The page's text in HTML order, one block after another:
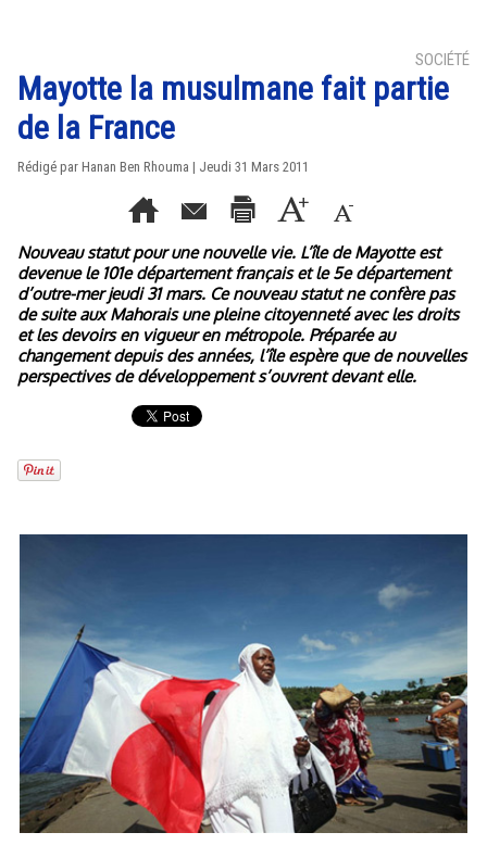
SOCIÉTÉ
Mayotte la musulmane fait partie
de la France
Rédigé par Hanan Ben Rhouma | Jeudi 31 Mars 2011
Nouveau statut pour une nouvelle vie. L’île de Mayotte est
devenue le 101e département français et le 5e département
d’outre-mer jeudi 31 mars. Ce nouveau statut ne confère pas
de suite aux Mahorais une pleine citoyenneté avec les droits
et les devoirs en vigueur en métropole. Préparée au
changement depuis des années, l’île espère que de nouvelles
perspectives de développement s’ouvrent devant elle.